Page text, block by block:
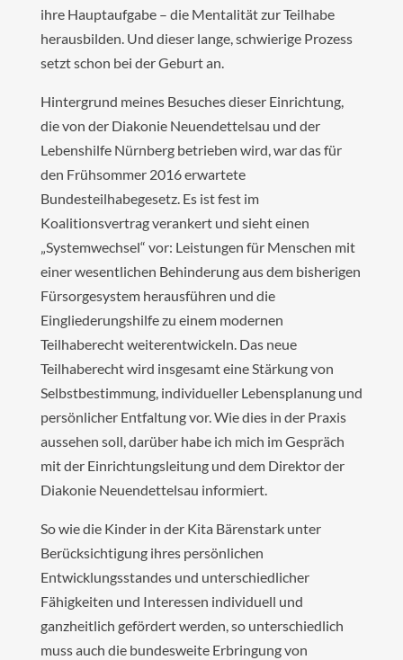
ihre Hauptaufgabe – die Mentalität zur Teilhabe
herausbilden. Und dieser lange, schwierige Prozess
setzt schon bei der Geburt an.
Hintergrund meines Besuches dieser Einrichtung,
die von der Diakonie Neuendettelsau und der
Lebenshilfe Nürnberg betrieben wird, war das für
den Frühsommer 2016 erwartete
Bundesteilhabegesetz. Es ist fest im
Koalitionsvertrag verankert und sieht einen
„Systemwechsel“ vor: Leistungen für Menschen mit
einer wesentlichen Behinderung aus dem bisherigen
Fürsorgesystem herausführen und die
Eingliederungshilfe zu einem modernen
Teilhaberecht weiterentwickeln. Das neue
Teilhaberecht wird insgesamt eine Stärkung von
Selbstbestimmung, individueller Lebensplanung und
persönlicher Entfaltung vor. Wie dies in der Praxis
aussehen soll, darüber habe ich mich im Gespräch
mit der Einrichtungsleitung und dem Direktor der
Diakonie Neuendettelsau informiert.
So wie die Kinder in der Kita Bärenstark unter
Berücksichtigung ihres persönlichen
Entwicklungsstandes und unterschiedlicher
Fähigkeiten und Interessen individuell und
ganzheitlich gefördert werden, so unterschiedlich
muss auch die bundesweite Erbringung von